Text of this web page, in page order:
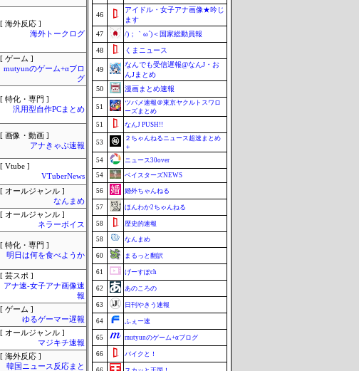
[ 海外反応 ]
海外トークログ
[ ゲーム ]
mutyunのゲーム+αブロ
グ
[ 特化・専門 ]
汎用型自作PCまとめ
[ 画像・動画 ]
アナきゃぷ速報
[ Vtube ]
VTuberNews
[ オールジャンル ]
なんまめ
[ オールジャンル ]
ネラーボイス
[ 特化・専門 ]
明日は何を食べようか
[ 芸スポ ]
アナ速‐女子アナ画像速
報
[ ゲーム ]
ゆるゲーマー遅報
[ オールジャンル ]
マジキチ速報
[ 海外反応 ]
韓国ニュース反応まと
46
アイドル・女子アナ画像★吟じ
ます
47
/)；｀ω´)＜国家総動員報
48 くまニュース
49
なんでも受信遅報@なんJ・お
んJまとめ
50
漫画まとめ速報
51
ツバメ速報＠東京ヤクルトスワロ
ーズまとめ
51
なんJ PUSH!!
53
２ちゃんねるニュース超速まとめ
＋
54
ニュース30over
54 ベイスターズNEWS
56 婚外ちゃんねる
57 ほんわか2ちゃんねる
58 歴史的速報
58 なんまめ
60 まるっと翻訳
61 げーすぽch
62 あのころの
63 日刊やきう速報
64 ふぇー速
65 mutyunのゲーム+αブログ
66 バイクと！